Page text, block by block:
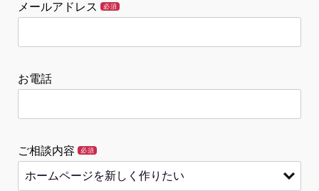
メールアドレス 必須
お電話
ご相談内容 必須